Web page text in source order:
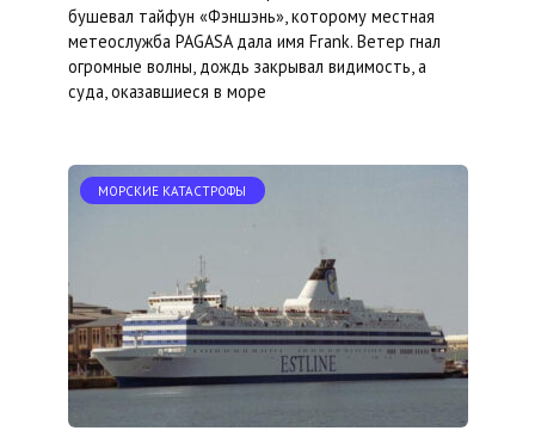
бушевал тайфун «Фэншэнь», которому местная
метеослужба PAGASA дала имя Frank. Ветер гнал
огромные волны, дождь закрывал видимость, а
суда, оказавшиеся в море
МОРСКИЕ КАТАСТРОФЫ